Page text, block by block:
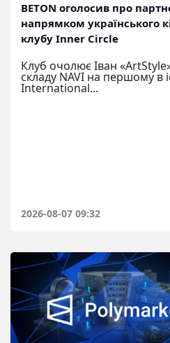
BETON оголосив про
напрямком українського
клубу Inner Circle
Клуб очолює Іван
складу NAVI на першому в
International...
2026-08-07 09:32